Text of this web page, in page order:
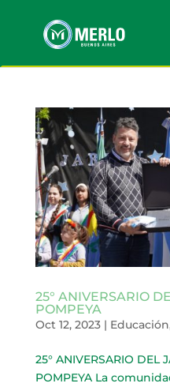
25° ANIVERSARIO
POMPEYA
Oct 12, 2023| Educación
25° ANIVERSARIO DEL
POMPEYA La